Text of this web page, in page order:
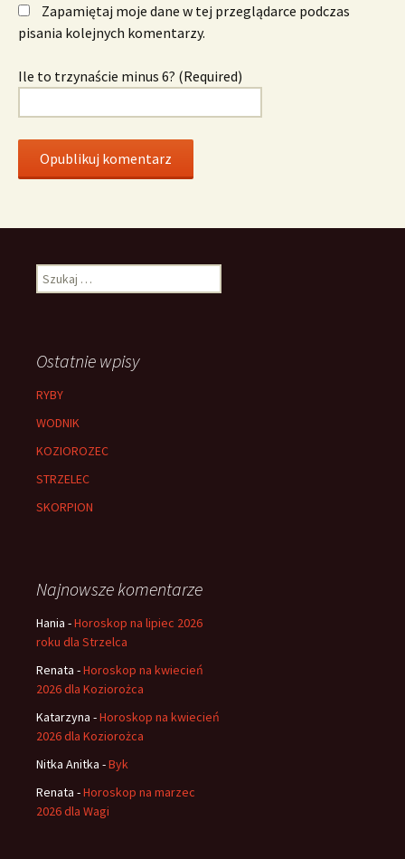
Zapamiętaj moje dane w tej przeglądarce podczas
pisania kolejnych komentarzy.
Ile to trzynaście minus 6? (Required)
Szukaj:
Ostatnie wpisy
RYBY
WODNIK
KOZIOROZEC
STRZELEC
SKORPION
Najnowsze komentarze
Hania -Horoskop na lipiec 2026
roku dla Strzelca
Renata -Horoskop na kwiecień
2026 dla Koziorożca
Katarzyna -Horoskop na kwiecień
2026 dla Koziorożca
Nitka Anitka -Byk
Renata -Horoskop na marzec
2026 dla Wagi